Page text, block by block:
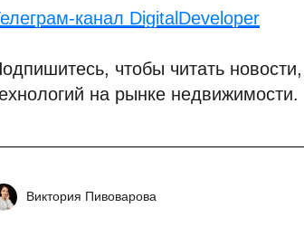
канал DigitalDeveloper
чтобы читать
на рынке недвижимости.
Виктория Пивоварова